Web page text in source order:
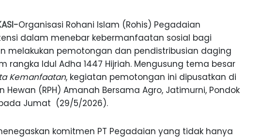
Organisasi Rohani Islam (Rohis) Pegadaian
dalam menebar kebermanfaatan sosial bagi
melakukan pemotongan dan pendistribusian daging
rangka Idul Adha 1447 Hijriah. Mengusung tema besar
Kemanfaatan, kegiatan pemotongan ini dipusatkan di
Hewan (RPH) Amanah Bersama Agro, Jatimurni, Pondok
pada Jumat (29/5/2026).
komitmen PT Pegadaian yang tidak hanya